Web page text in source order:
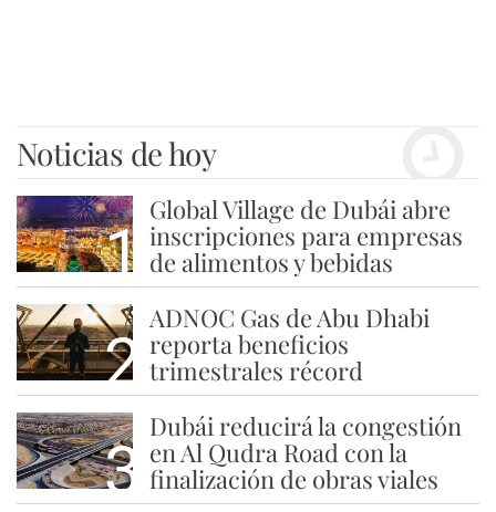
Noticias de hoy
1
Global Village de Dubái abre
inscripciones para empresas
de alimentos y bebidas
2
ADNOC Gas de Abu Dhabi
reporta beneficios
trimestrales récord
3
Dubái reducirá la congestión
en Al Qudra Road con la
finalización de obras viales